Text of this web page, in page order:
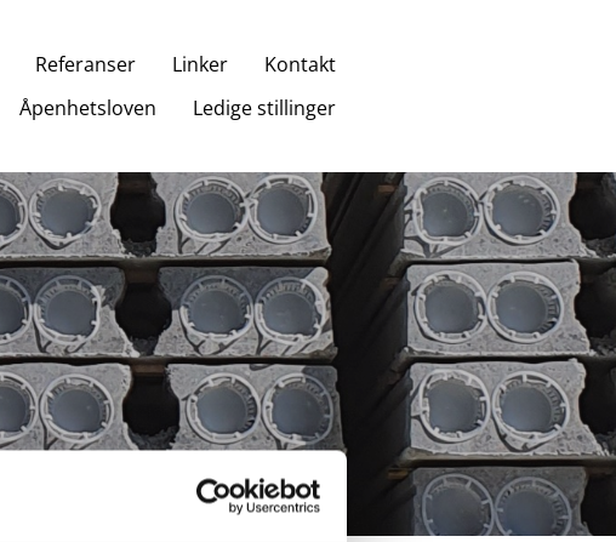
Referanser Linker
Kontakt
Åpenhetsloven
Ledige stillinger